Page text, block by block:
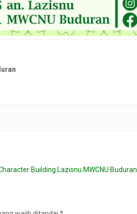
Building Lazisnu MWCNU Buduran